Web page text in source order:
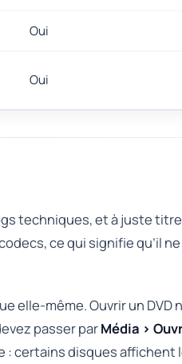
Oui
Oui
techniques, et à juste
ce qui signifie qu’il
elle-même. Ouvrir un
passer parMédia ›
certains disques affichent